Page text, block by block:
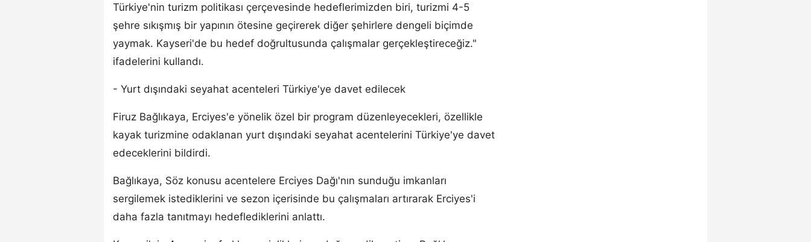
Türkiye'nin turizm politikası çerçevesinde hedeflerimizden biri, turizmi 4-5
şehre sıkışmış bir yapının ötesine geçirerek diğer şehirlere dengeli biçimde
yaymak. Kayseri'de bu hedef doğrultusunda çalışmalar gerçekleştireceğiz."
ifadelerini kullandı.
- Yurt dışındaki seyahat acenteleri Türkiye'ye davet edilecek
Firuz Bağlıkaya, Erciyes'e yönelik özel bir program düzenleyecekleri, özellikle
kayak turizmine odaklanan yurt dışındaki seyahat acentelerini Türkiye'ye davet
edeceklerini bildirdi.
Bağlıkaya, Söz konusu acentelere Erciyes Dağı'nın sunduğu imkanları
sergilemek istediklerini ve sezon içerisinde bu çalışmaları artırarak Erciyes'i
daha fazla tanıtmayı hedeflediklerini anlattı.